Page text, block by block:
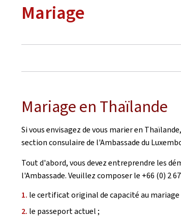
Mariage
Mariage en
Si vous envisagez de vous marier en
section consulaire de l'Ambassade du
Tout d'abord, vous devez entreprendre les
l'Ambassade. Veuillez composer le +66 (0) 2
le certificat original de capacité au
le passeport actuel ;